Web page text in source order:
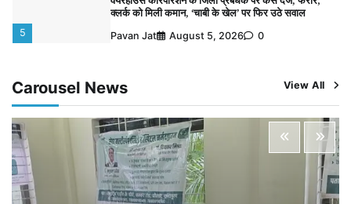
पुलिसकर्मियों के स्वास्थ्य को लेकर नर्मदापुरम पुलिस की पहल,
कोतवाली में लगा निःशुल्क स्वास्थ्य शिविर
2
बिजली आपूर्ति और मूंग खरीदी की समस्याओं को लेकर किसान
मजदूर महासंघ ने सौंपा ज्ञापन
Pavan Jat August 8, 2026 0
3
पचमढ़ी में ‘मध्य प्रदेश की अमरनाथ यात्रा’ नागद्वारी का शुभारंभ
नाग पंचमी तक चलेगी 10 दिवसीय यात्रा, 5 लाख श्रद्धालुओं के
पहुंचने का अनुमान
Pavan Jat August 8, 2026
Carousel News View All